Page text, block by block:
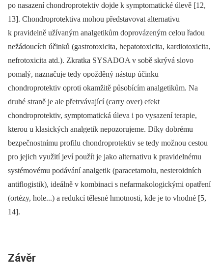
po nasazení chondroprotektiv dojde k symptomatické úlevě [12,
13]. Chondroprotektiva mohou představovat alternativu
k pravidelně užívaným analgetikům doprovázeným celou řadou
nežádoucích účinků (gastrotoxicita, hepatotoxicita, kardiotoxicita,
nefrotoxicita atd.). Zkratka SYSADOA v sobě skrývá slovo
pomalý, naznačuje tedy opožděný nástup účinku
chondroprotektiv oproti okamžitě působícím analgetikům. Na
druhé straně je ale přetrvávající (carry over) efekt
chondroprotektiv, symptomatická úleva i po vysazení terapie,
kterou u klasických analgetik nepozorujeme. Díky dobrému
bezpečnostnímu profilu chondroprotektiv se tedy možnou cestou
pro jejich využití jeví použít je jako alternativu k pravidelnému
systémovému podávání analgetik (paracetamolu, nesteroidních
antiflogistik), ideálně v kombinaci s nefarmakologickými opatření
(ortézy, hole...) a redukcí tělesné hmotnosti, kde je to vhodné [5,
14].
Závěr